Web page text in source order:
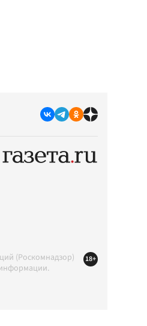
(Роскомнадзор)
информации.
18+